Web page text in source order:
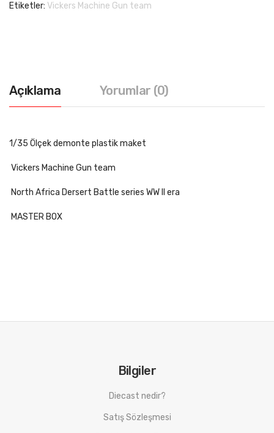
Etiketler: Vickers Machine Gun team
Açıklama Yorumlar (0)
1/35 Ölçek demonte plastik maket
Vickers Machine Gun team
North Africa Dersert Battle series WW II era
MASTER BOX
Bilgiler
Diecast nedir?
Satış Sözleşmesi